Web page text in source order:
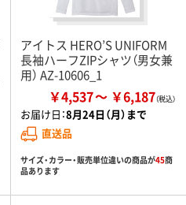
アイトス HERO’S UNIFORM
長袖ハーフZIPシャツ（男女兼
用） AZ-10606_1
￥4,537 ￥6,187
お届け日：8月24日（月）まで
直送品
サイズ・カラー・販売単位違いの商品が45商
品あります